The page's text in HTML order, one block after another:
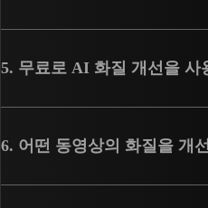
5. 무료로 AI 화질 개선을 사
6. 어떤 동영상의 화질을 개